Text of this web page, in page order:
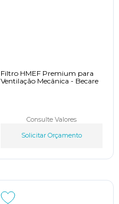
Filtro HMEF Premium para
Ventilação Mecânica - Becare
Consulte Valores
Solicitar Orçamento